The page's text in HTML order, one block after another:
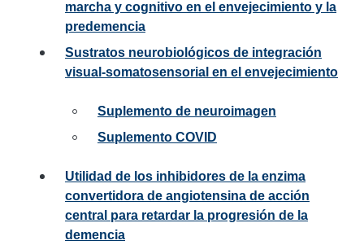
marcha y cognitivo en el envejecimiento y la
predemencia
Sustratos neurobiológicos de integración
visual-somatosensorial en el envejecimiento
Suplemento de neuroimagen
Suplemento COVID
Utilidad de los inhibidores de la enzima
convertidora de angiotensina de acción
central para retardar la progresión de la
demencia